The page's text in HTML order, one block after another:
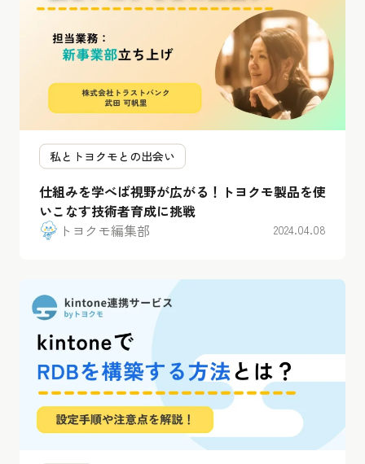
私とトヨクモとの出会い
仕組みを学べば視野が広がる！トヨクモ製品を使
いこなす技術者育成に挑戦
トヨクモ編集部
2024.04.08